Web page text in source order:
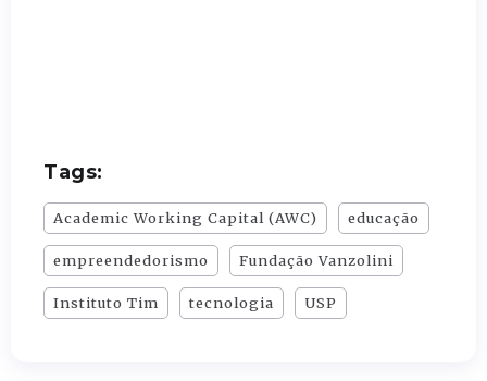
Tags:
Academic Working Capital (AWC) educação
empreendedorismo Fundação Vanzolini
Instituto Tim tecnologia USP